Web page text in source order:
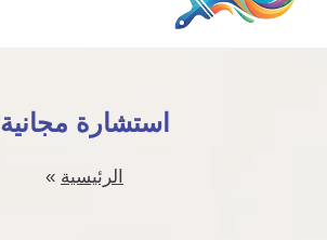
استشارة مجانية
الرئيسية »